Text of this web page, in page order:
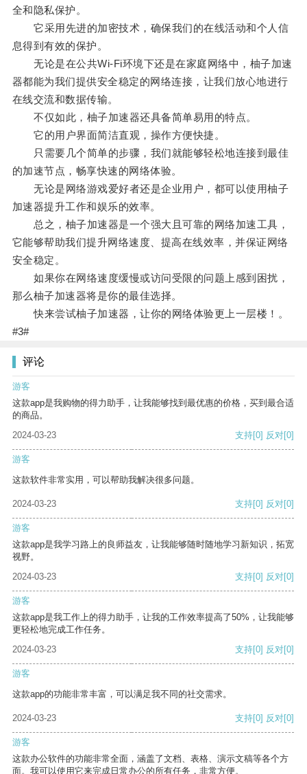
全和隐私保护。
它采用先进的加密技术，确保我们的在线活动和个人信
息得到有效的保护。
无论是在公共Wi-Fi环境下还是在家庭网络中，柚子加速
器都能为我们提供安全稳定的网络连接，让我们放心地进行
在线交流和数据传输。
不仅如此，柚子加速器还具备简单易用的特点。
它的用户界面简洁直观，操作方便快捷。
只需要几个简单的步骤，我们就能够轻松地连接到最佳
的加速节点，畅享快速的网络体验。
无论是网络游戏爱好者还是企业用户，都可以使用柚子
加速器提升工作和娱乐的效率。
总之，柚子加速器是一个强大且可靠的网络加速工具，
它能够帮助我们提升网络速度、提高在线效率，并保证网络
安全稳定。
如果你在网络速度缓慢或访问受限的问题上感到困扰，
那么柚子加速器将是你的最佳选择。
快来尝试柚子加速器，让你的网络体验更上一层楼！。
#3#
评论
游客
这款app是我购物的得力助手，让我能够找到最优惠的价格，买到最合适
的商品。
2024-03-23
支持[0] 反对[0]
游客
这款软件非常实用，可以帮助我解决很多问题。
2024-03-23 支持[0] 反对[0]
游客
这款app是我学习路上的良师益友，让我能够随时随地学习新知识，拓宽
视野。
2024-03-23
支持[0] 反对[0]
游客
这款app是我工作上的得力助手，让我的工作效率提高了50%，让我能够
更轻松地完成工作任务。
2024-03-23
支持[0] 反对[0]
游客
这款app的功能非常丰富，可以满足我不同的社交需求。
2024-03-23 支持[0] 反对[0]
游客
这款办公软件的功能非常全面，涵盖了文档、表格、演示文稿等各个方
面。我可以使用它来完成日常办公的所有任务，非常方便。